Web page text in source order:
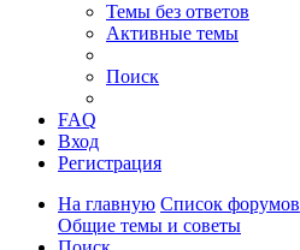
Темы без ответов
Активные темы
Поиск
FAQ
Вход
Регистрация
На главную Список форумов
Общие темы и советы